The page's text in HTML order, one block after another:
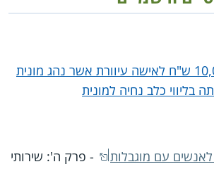
פיצויים בסך 10,000 ש"ח לאישה עיוורת אשר נהג מונית
בליווי כלב נחיה למונית
לאנשים עם מוגבלות
- פרק ה': שירותי